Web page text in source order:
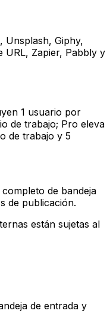
Unsplash, Giphy,
URL, Zapier, Pabbly y
1 usuario por
de trabajo; Pro eleva
de trabajo y 5
de bandeja
de publicación.
están sujetas al
de entrada y